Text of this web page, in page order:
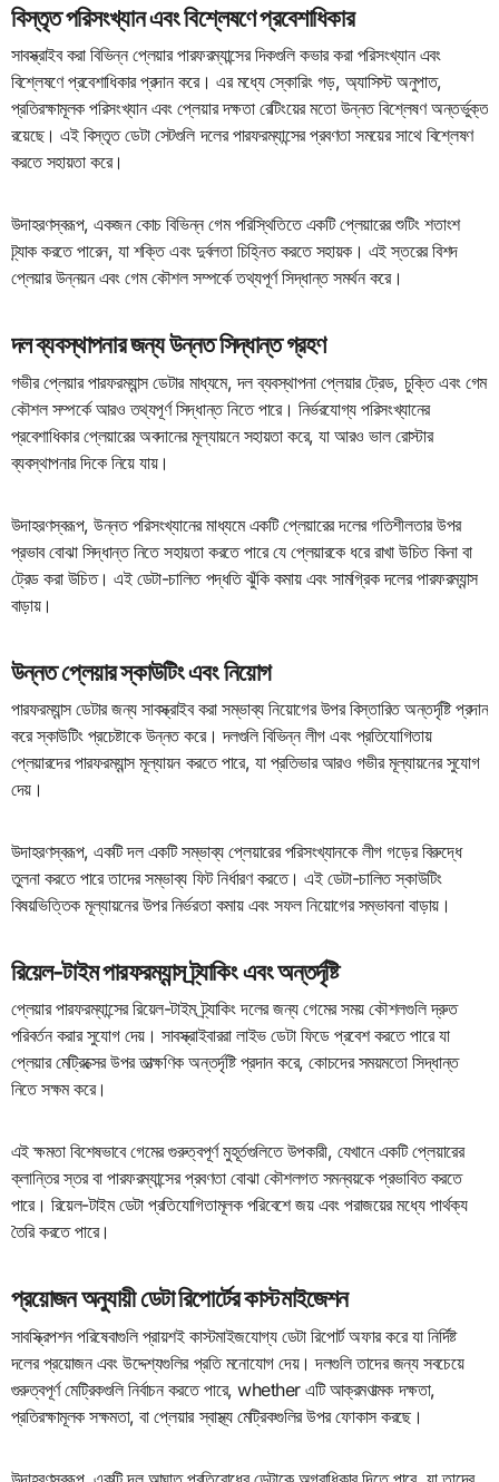
বিস্তৃত পরিসংখ্যান এবং বিশ্লেষণে প্রবেশাধিকার
সাবস্ক্রাইব করা বিভিন্ন প্লেয়ার পারফরম্যান্সের দিকগুলি কভার করা পরিসংখ্যান এবং
বিশ্লেষণে প্রবেশাধিকার প্রদান করে। এর মধ্যে স্কোরিং গড়, অ্যাসিস্ট অনুপাত,
প্রতিরক্ষামূলক পরিসংখ্যান এবং প্লেয়ার দক্ষতা রেটিংয়ের মতো উন্নত বিশ্লেষণ অন্তর্ভুক্ত
রয়েছে। এই বিস্তৃত ডেটা সেটগুলি দলের পারফরম্যান্সের প্রবণতা সময়ের সাথে বিশ্লেষণ
করতে সহায়তা করে।
উদাহরণস্বরূপ, একজন কোচ বিভিন্ন গেম পরিস্থিতিতে একটি প্লেয়ারের শুটিং শতাংশ
ট্র্যাক করতে পারেন, যা শক্তি এবং দুর্বলতা চিহ্নিত করতে সহায়ক। এই স্তরের বিশদ
প্লেয়ার উন্নয়ন এবং গেম কৌশল সম্পর্কে তথ্যপূর্ণ সিদ্ধান্ত সমর্থন করে।
দল ব্যবস্থাপনার জন্য উন্নত সিদ্ধান্ত গ্রহণ
গভীর প্লেয়ার পারফরম্যান্স ডেটার মাধ্যমে, দল ব্যবস্থাপনা প্লেয়ার ট্রেড, চুক্তি এবং গেম
কৌশল সম্পর্কে আরও তথ্যপূর্ণ সিদ্ধান্ত নিতে পারে। নির্ভরযোগ্য পরিসংখ্যানের
প্রবেশাধিকার প্লেয়ারের অবদানের মূল্যায়নে সহায়তা করে, যা আরও ভাল রোস্টার
ব্যবস্থাপনার দিকে নিয়ে যায়।
উদাহরণস্বরূপ, উন্নত পরিসংখ্যানের মাধ্যমে একটি প্লেয়ারের দলের গতিশীলতার উপর
প্রভাব বোঝা সিদ্ধান্ত নিতে সহায়তা করতে পারে যে প্লেয়ারকে ধরে রাখা উচিত কিনা বা
ট্রেড করা উচিত। এই ডেটা-চালিত পদ্ধতি ঝুঁকি কমায় এবং সামগ্রিক দলের পারফরম্যান্স
বাড়ায়।
উন্নত প্লেয়ার স্কাউটিং এবং নিয়োগ
পারফরম্যান্স ডেটার জন্য সাবস্ক্রাইব করা সম্ভাব্য নিয়োগের উপর বিস্তারিত অন্তর্দৃষ্টি প্রদান
করে স্কাউটিং প্রচেষ্টাকে উন্নত করে। দলগুলি বিভিন্ন লীগ এবং প্রতিযোগিতায়
প্লেয়ারদের পারফরম্যান্স মূল্যায়ন করতে পারে, যা প্রতিভার আরও গভীর মূল্যায়নের সুযোগ
দেয়।
উদাহরণস্বরূপ, একটি দল একটি সম্ভাব্য প্লেয়ারের পরিসংখ্যানকে লীগ গড়ের বিরুদ্ধে
তুলনা করতে পারে তাদের সম্ভাব্য ফিট নির্ধারণ করতে। এই ডেটা-চালিত স্কাউটিং
বিষয়ভিত্তিক মূল্যায়নের উপর নির্ভরতা কমায় এবং সফল নিয়োগের সম্ভাবনা বাড়ায়।
রিয়েল-টাইম পারফরম্যান্স ট্র্যাকিং এবং অন্তর্দৃষ্টি
প্লেয়ার পারফরম্যান্সের রিয়েল-টাইম ট্র্যাকিং দলের জন্য গেমের সময় কৌশলগুলি দ্রুত
পরিবর্তন করার সুযোগ দেয়। সাবস্ক্রাইবাররা লাইভ ডেটা ফিডে প্রবেশ করতে পারে যা
প্লেয়ার মেট্রিক্সের উপর তাত্ক্ষণিক অন্তর্দৃষ্টি প্রদান করে, কোচদের সময়মতো সিদ্ধান্ত
নিতে সক্ষম করে।
এই ক্ষমতা বিশেষভাবে গেমের গুরুত্বপূর্ণ মুহূর্তগুলিতে উপকারী, যেখানে একটি প্লেয়ারের
ক্লান্তির স্তর বা পারফরম্যান্সের প্রবণতা বোঝা কৌশলগত সমন্বয়কে প্রভাবিত করতে
পারে। রিয়েল-টাইম ডেটা প্রতিযোগিতামূলক পরিবেশে জয় এবং পরাজয়ের মধ্যে পার্থক্য
তৈরি করতে পারে।
প্রয়োজন অনুযায়ী ডেটা রিপোর্টের কাস্টমাইজেশন
সাবস্ক্রিপশন পরিষেবাগুলি প্রায়শই কাস্টমাইজযোগ্য ডেটা রিপোর্ট অফার করে যা নির্দিষ্ট
দলের প্রয়োজন এবং উদ্দেশ্যগুলির প্রতি মনোযোগ দেয়। দলগুলি তাদের জন্য সবচেয়ে
গুরুত্বপূর্ণ মেট্রিকগুলি নির্বাচন করতে পারে, whether এটি আক্রমণাত্মক দক্ষতা,
প্রতিরক্ষামূলক সক্ষমতা, বা প্লেয়ার স্বাস্থ্য মেট্রিকগুলির উপর ফোকাস করছে।